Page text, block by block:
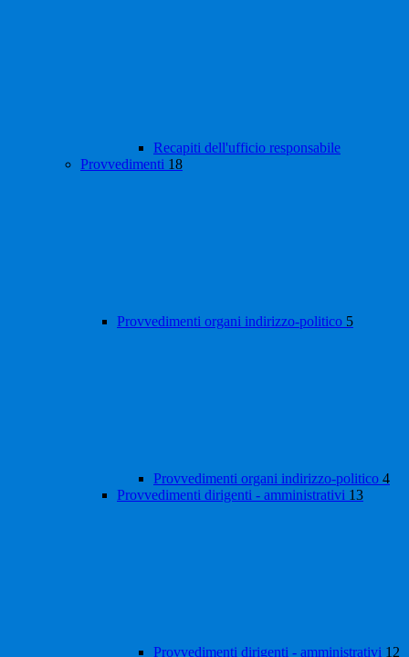
Recapiti dell'ufficio responsabile
Provvedimenti 18
Provvedimenti organi indirizzo-politico 5
Provvedimenti organi indirizzo-politico 4
Provvedimenti dirigenti - amministrativi 13
Provvedimenti dirigenti - amministrativi 12